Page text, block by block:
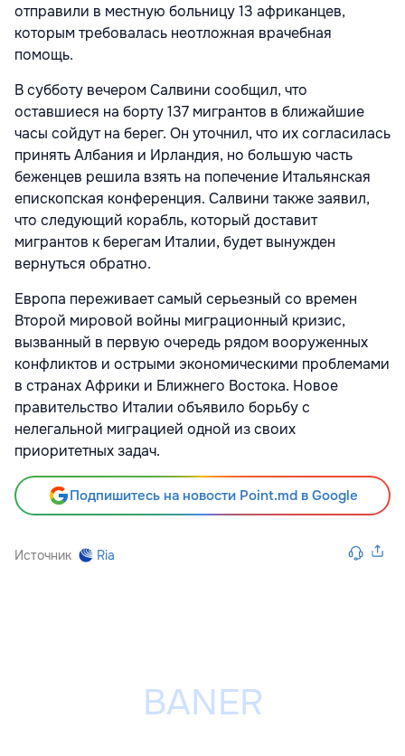
отправили в местную больницу 13 африканцев,
которым требовалась неотложная врачебная
помощь.
В субботу вечером Салвини сообщил, что
оставшиеся на борту 137 мигрантов в ближайшие
часы сойдут на берег. Он уточнил, что их согласилась
принять Албания и Ирландия, но большую часть
беженцев решила взять на попечение Итальянская
епископская конференция. Салвини также заявил,
что следующий корабль, который доставит
мигрантов к берегам Италии, будет вынужден
вернуться обратно.
Европа переживает самый серьезный со времен
Второй мировой войны миграционный кризис,
вызванный в первую очередь рядом вооруженных
конфликтов и острыми экономическими проблемами
в странах Африки и Ближнего Востока. Новое
правительство Италии объявило борьбу с
нелегальной миграцией одной из своих
приоритетных задач.
Подпишитесь на новости Point.md в Google
Источник Ria